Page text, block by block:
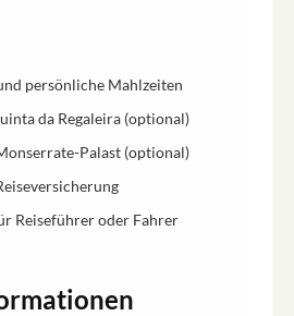
persönliche Mahlzeiten
da Regaleira (optional)
Palast (optional)
Reiseführer oder Fahrer